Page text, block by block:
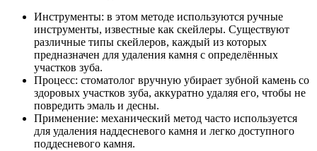
Инструменты: в этом методе используются ручные
инструменты, известные как скейлеры. Существуют
различные типы скейлеров, каждый из которых
предназначен для удаления камня с определённых
участков зуба.
Процесс: стоматолог вручную убирает зубной камень со
здоровых участков зуба, аккуратно удаляя его, чтобы не
повредить эмаль и десны.
Применение: механический метод часто используется
для удаления наддесневого камня и легко доступного
поддесневого камня.